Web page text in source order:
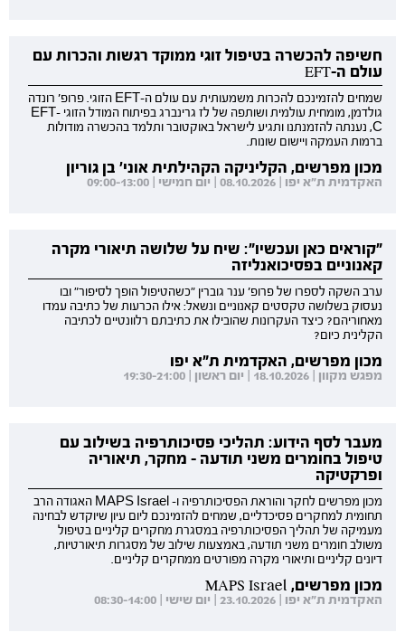
חשיפה להכשרה בטיפול זוגי ממוקד רגשות והכרות עם
עולם ה-EFT
שמחים להזמינכם להכרות משמעותית עם עולם ה-EFT הזוגי. פרופ' רונדה
גולדמן, מומחית עולמית ושותפה של לז גרינברג בפיתוח המודל הזוגי EFT-
C, נענתה להזמנתנו ותגיע לישראל באוקטובר ותלמד בהכשרה מודולות
ברמות העמקה ויישום שונות.
מכון מפרשים, הקליניקה הקהילתית אוני' בן גוריון
האקדמית ת"א יפו | 08.10.2026 | יום חמישי | 09:00-13:00
"קוראים כאן ועכשיו": שיח על שלושה תיאורי מקרה
קאנוניים בפסיכואנליזה
ערב השקה לספרו של פרופ' ענר גוברין "כשהטיפול הופך לסיפור" ובו
נעסוק בשלושה טקסטים קאנוניים ונשאל: אילו הכרעות של כתיבה עמדו
מאחוריהם? כיצד העקרונות שהובילו את כתיבתם רלוונטיים לכתיבה
הקלינית כיום?
מכון מפרשים, האקדמית ת"א יפו
מפגש מקוון | 18.10.2026 | יום ראשון | 19:30-21:00
מעבר לסף הידוע: תהליכי פסיכותרפיה בשילוב עם
טיפול בחומרים משני תודעה - מחקר, תיאוריה
ופרקטיקה
מכון מפרשים לחקר והוראת הפסיכותרפיה ו- MAPS Israel האגודה הרב
תחומית למחקרים פסיכדליים, שמחים להזמינכם ליום עיון שיוקדש לבחינה
מעמיקה של תהליך הפסיכותרפיה במסגרת מחקרים קליניים בטיפול
משולב חומרים משני תודעה, באמצעות שילוב של מסגרות תיאורטיות,
דיונים קליניים ותיאורי מקרה מפורטים ממחקרים קליניים.
מכון מפרשים, MAPS Israel
האקדמית ת"א יפו | 23.10.2026 | יום שישי | 08:30-14:00